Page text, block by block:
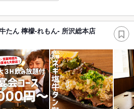
たん 檸檬-れもん- 所沢総本店